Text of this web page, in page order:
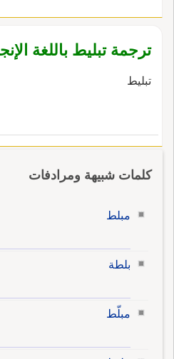
ترجمة تبليط باللغة
تبليط
كلمات شبيهة ومرادفات
مبلط
بلطة
مبلّط